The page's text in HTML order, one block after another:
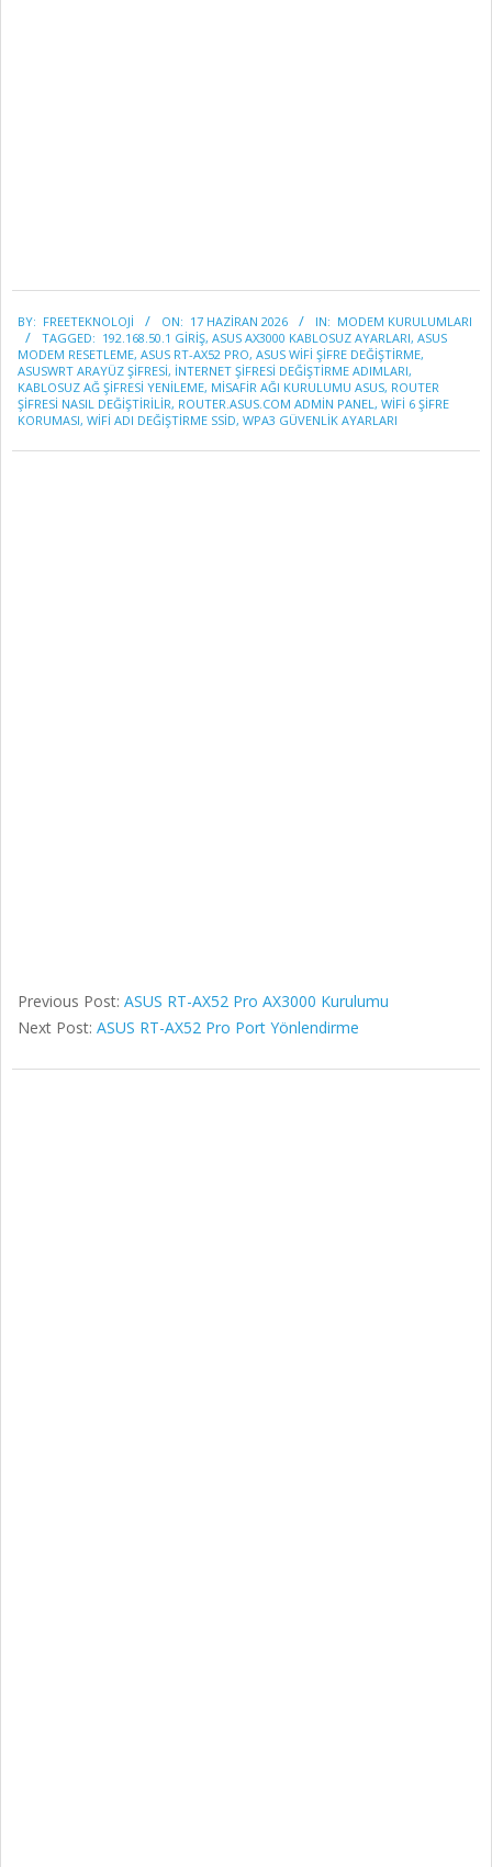
06-
17
BY: FREETEKNOLOJI ON: 17 HAZIRAN 2026 IN: MODEM KURULUMLARI
TAGGED: 192.168.50.1 GIRIŞ, ASUS AX3000 KABLOSUZ AYARLARI, ASUS
MODEM RESETLEME, ASUS RT-AX52 PRO, ASUS WIFI ŞIFRE DEĞIŞTIRME,
ASUSWRT ARAYÜZ ŞIFRESI, INTERNET ŞIFRESI DEĞIŞTIRME ADIMLARI,
KABLOSUZ AĞ ŞIFRESI YENILEME, MISAFIR AĞI KURULUMU ASUS, ROUTER
ŞIFRESI NASIL DEĞIŞTIRILIR, ROUTER.ASUS.COM ADMIN PANEL, WIFI 6 ŞIFRE
KORUMASI, WIFI ADI DEĞIŞTIRME SSID, WPA3 GÜVENLIK AYARLARI
Previous Post: ASUS RT-AX52 Pro AX3000 Kurulumu
Next Post: ASUS RT-AX52 Pro Port Yönlendirme